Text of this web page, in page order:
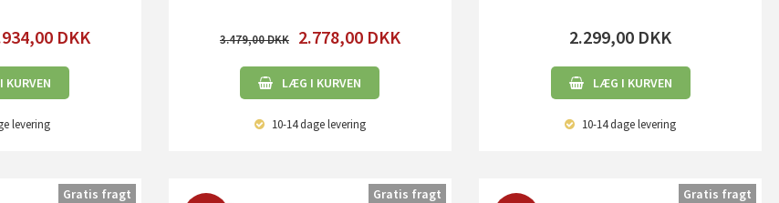
DKK
KURVEN
levering
3.479,00 2.778,00 DKK
LÆG I KURVEN
10-14 dagelevering
2.299,00 DKK
LÆG I KURVEN
10-14 dagelevering
Gratis fragt Gratis fragt Gratis fragt